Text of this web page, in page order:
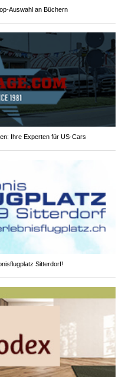
Auswahl an Büchern
Ihre Experten für US-Cars
Sitterdorf!